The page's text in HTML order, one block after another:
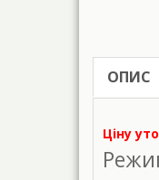
ОПИС
Ціну